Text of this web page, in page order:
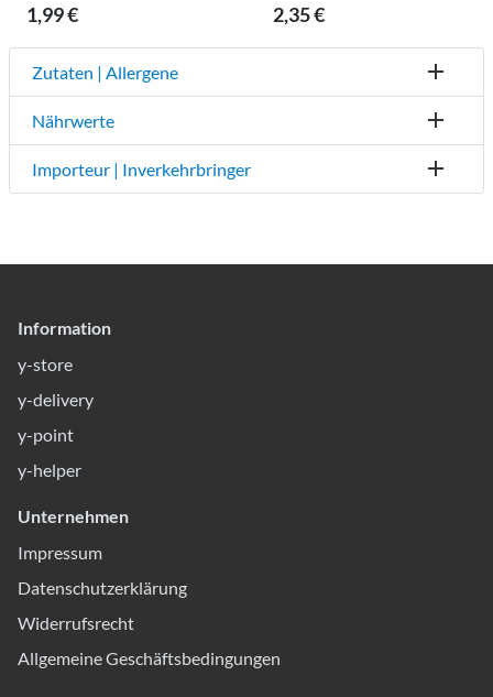
1,99 € 2,35 €
Zutaten | Allergene
Nährwerte
Importeur | Inverkehrbringer
Information
y-store
y-delivery
y-point
y-helper
Unternehmen
Impressum
Datenschutzerklärung
Widerrufsrecht
Allgemeine Geschäftsbedingungen